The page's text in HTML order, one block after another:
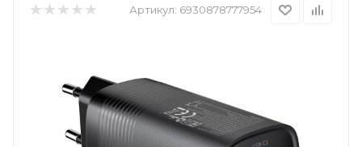
Артикул: 6930878777954